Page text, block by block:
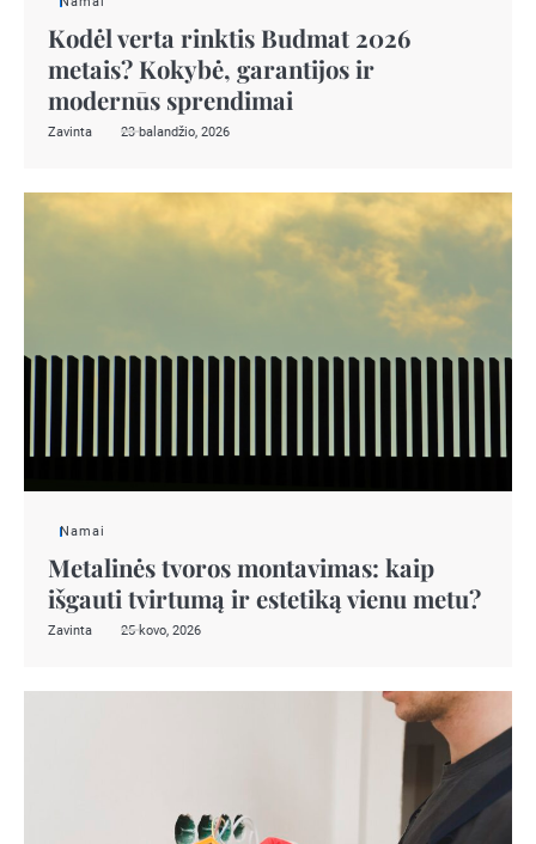
Kodėl verta rinktis Budmat 2026
metais? Kokybė, garantijos ir
modernūs sprendimai
Zavinta 23 balandžio, 2026
Namai
Metalinės tvoros montavimas: kaip
išgauti tvirtumą ir estetiką vienu metu?
Zavinta 25 kovo, 2026